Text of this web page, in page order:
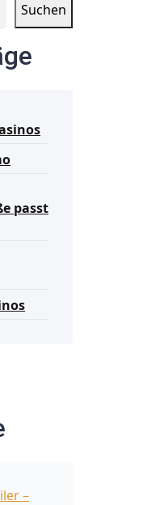
Suchen
passt
–